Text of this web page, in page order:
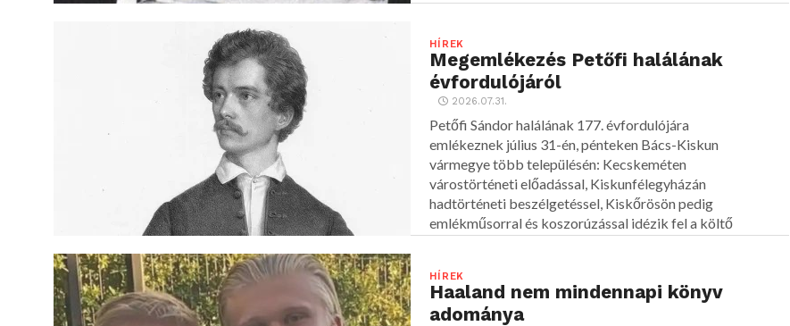
HÍREK
Megemlékezés Petőfi halálának
évfordulójáról
2026.07.31.
Petőfi Sándor halálának 177. évfordulójára
emlékeznek július 31-én, pénteken Bács-Kiskun
vármegye több településén: Kecskeméten
várostörténeti előadással, Kiskunfélegyházán
hadtörténeti beszélgetéssel, Kiskőrösön pedig
emlékműsorral és koszorúzással idézik fel a költő
HÍREK
Haaland nem mindennapi könyv
adománya